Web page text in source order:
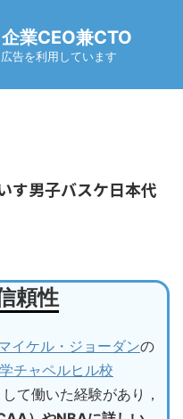
業CEO兼CTO
告を利用しています
す男子バスケ日本代
頼性
イケル・ジョーダンの
チャペルヒル校
て働いた経験があり，